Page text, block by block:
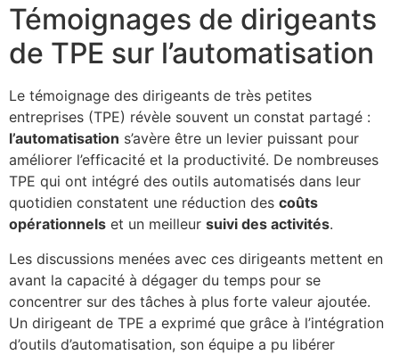
Témoignages de dirigeants
de TPE sur l’automatisation
Le témoignage des dirigeants de très petites
entreprises (TPE) révèle souvent un constat partagé :
l’automatisation s’avère être un levier puissant pour
améliorer l’efficacité et la productivité. De nombreuses
TPE qui ont intégré des outils automatisés dans leur
quotidien constatent une réduction des coûts
opérationnels et un meilleur suivi des activités.
Les discussions menées avec ces dirigeants mettent en
avant la capacité à dégager du temps pour se
concentrer sur des tâches à plus forte valeur ajoutée.
Un dirigeant de TPE a exprimé que grâce à l’intégration
d’outils d’automatisation, son équipe a pu libérer